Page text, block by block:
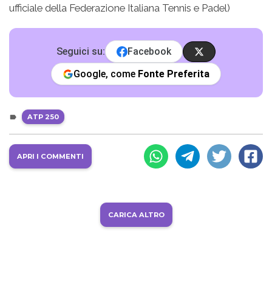
ufficiale della Federazione Italiana Tennis e Padel)
Seguici su:
Facebook
Google, come Fonte Preferita
ATP 250
APRI I COMMENTI
CARICA ALTRO